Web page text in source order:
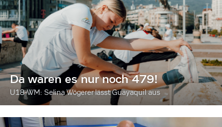
Da waren es nur noch 479!
U18-WM: Selina Wögerer lässt Guayaquil aus